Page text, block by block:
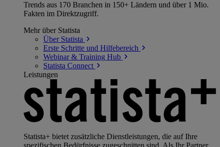
Trends aus 170 Branchen in 150+ Ländern und über 1 Mio.
Fakten im Direktzugriff.
Mehr über Statista
Über Statista
Erste Schritte und Hilfebereich
Webinar & Training Hub
Statista Connect
Leistungen
Statista+ bietet zusätzliche Dienstleistungen, die auf Ihre
spezifischen Bedürfnisse zugeschnitten sind. Als Ihr Partner